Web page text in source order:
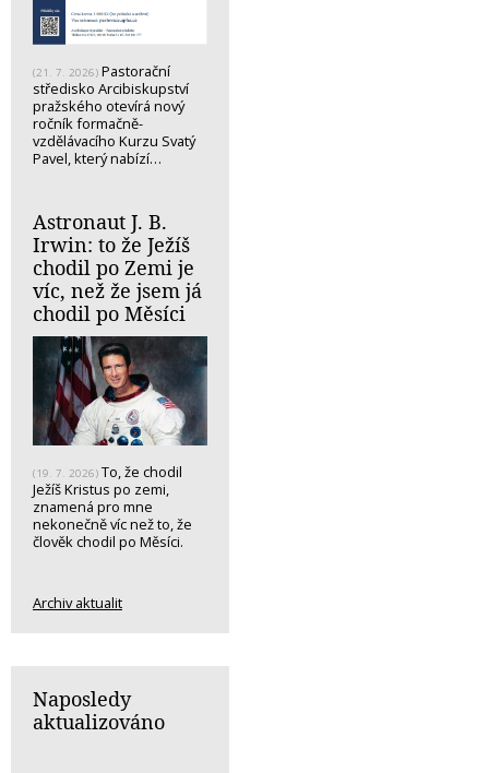
(21. 7. 2026) Pastorační
středisko Arcibiskupství
pražského otevírá nový
ročník formačně-
vzdělávacího Kurzu Svatý
Pavel, který nabízí…
Astronaut J. B.
Irwin: to že Ježíš
chodil po Zemi je
víc, než že jsem já
chodil po Měsíci
(19. 7. 2026) To, že chodil
Ježíš Kristus po zemi,
znamená pro mne
nekonečně víc než to, že
člověk chodil po Měsíci.
Archiv aktualit
Naposledy
aktualizováno